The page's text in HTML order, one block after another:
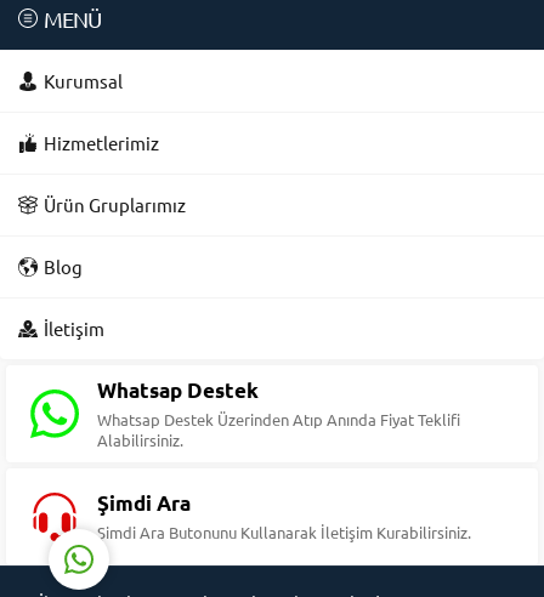
MENÜ
Kurumsal
Hizmetlerimiz
Ürün Gruplarımız
Blog
İletişim
Whatsap Destek
Whatsap Destek Üzerinden Atıp Anında Fiyat Teklifi
Alabilirsiniz.
Şimdi Ara
Şimdi Ara Butonunu Kullanarak İletişim Kurabilirsiniz.